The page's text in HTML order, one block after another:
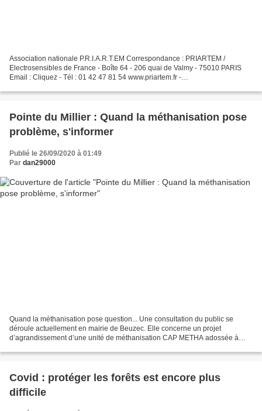
Association nationale P.R.I.A.R.T.EM Correspondance : PRIARTEM /
Electrosensibles de France - Boîte 64 - 206 quai de Valmy - 75010 PARIS
Email : Cliquez - Tél : 01 42 47 81 54 www.priartem.fr -
Pointe du Millier : Quand la méthanisation pose
problème, s'informer
Publié le 26/09/2020 à 01:49
Par dan29000
Quand la méthanisation pose question... Une consultation du public se
déroule actuellement en mairie de Beuzec. Elle concerne un projet
d’agrandissement d’une unité de méthanisation CAP METHA adossée à
Covid : protéger les forêts est encore plus
difficile